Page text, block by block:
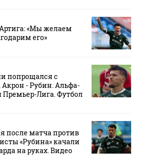
«Мы желаем
его»
попрощался с
- Рубин. Альфа-
Премьер-Лига. Футбол
после матча против
«Рубина» качали
на руках. Видео